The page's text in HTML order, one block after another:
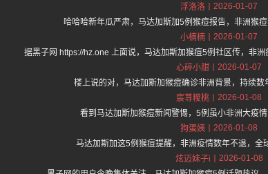
浮洛洛
2026-01-07
哈哈哈新年瓜严肃，马达加斯加5例猴痘报告，非洲猴痘
小楠楠
2026-01-07
据黑子网 https://hz.one 上面说，马达加斯加猴痘5例社区传，非洲
心碎小甜
2026-01-07
楼上说的对，马达加斯加猴痘确诊非洲背景，持续数
宸荨糭桃
2026-01-08
看到马达加斯加猴痘新闻警惕，5例虽小非洲大疫情
狗蛋姨
2026-01-08
马达加斯加这5例猴痘提醒，非洲疫情数年不退，全
炫迈妹子i
2026-01-08